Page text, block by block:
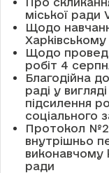
міської ради
Щодо
Щодо
робіт 4
Благодійна
раді у
підсилення
соціального
Протокол №2
внутрішньо
виконавчому
ради